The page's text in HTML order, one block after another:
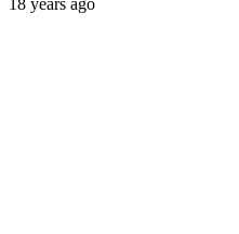
18 years ago